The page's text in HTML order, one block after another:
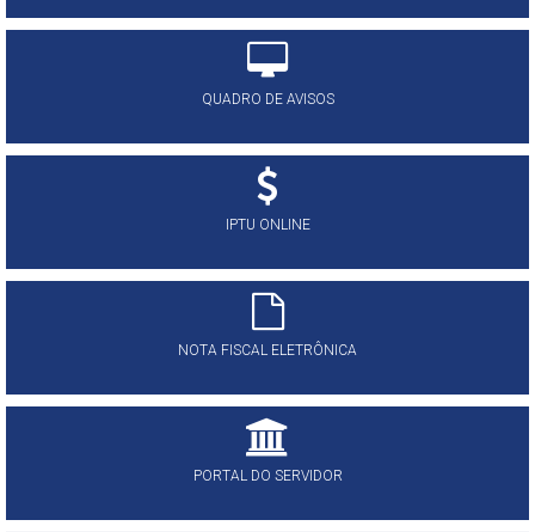
QUADRO DE AVISOS
IPTU ONLINE
NOTA FISCAL ELETRÔNICA
PORTAL DO SERVIDOR